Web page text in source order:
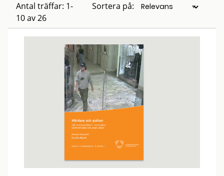
Antal träffar: 1-
10 av 26
Sortera på: